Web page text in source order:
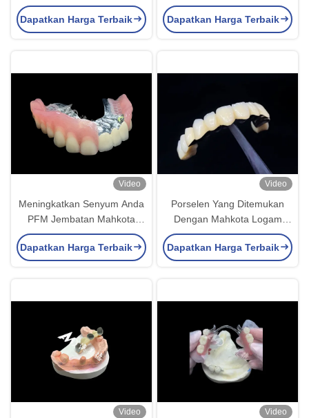
Porselen-Melebur-ke-Metal
PFM Mahkota
Dapatkan Harga Terbaik
dengan Kerangka Co-Cr
Dapatkan Harga Terbaik
Video
Meningkatkan Senyum Anda
PFM Jembatan Mahkota
terlihat alami dan gigi palsu
yang bisa dilepas
Dapatkan Harga Terbaik
Video
Porselen Yang Ditemukan
Dengan Mahkota Logam
Menggabungkan Ketahanan
Dan Keindahan Untuk
Kesehatan Gigi
Dapatkan Harga Terbaik
Video Video